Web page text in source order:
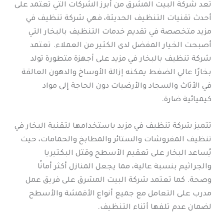
تُعد شركة البيت المشرق من أبرز الشركات التي تعتمد على
أحدث تقنيات التنظيف الحديثة، فهي شركة تنظيف في
مزيد متخصصة في تقديم خدمات التنظيف بالبخار التي
أصبحت الخيار المفضل لدى الكثير من العملاء. تعتمد
شركة تنظيف بالبخار في مزيد على أجهزة متطورة تولد
بخارًا عالي الضغط يمكنه إزالة الأوساخ والدهون العالقة
في الأثاث والسجاد والأرضيات دون الحاجة إلى مواد
كيميائية ضارة.
تتميز شركة تنظيف في مزيد باستخدامها لتقنية البخار في
تنظيف المفروشات والستائر والمطابخ والحمامات، حيث
يُساعد البخار على تعقيم الأسطح وقتل البكتيريا
والجراثيم بنسبة عالية، مما يجعل المنازل أكثر أمانًا
وصحة. كما تعتمد شركة البيت المشرق على فريق عمل
مدرب على التعامل مع جميع أنواع الأقمشة والأسطح
لضمان عدم تلفها أثناء التنظيف.